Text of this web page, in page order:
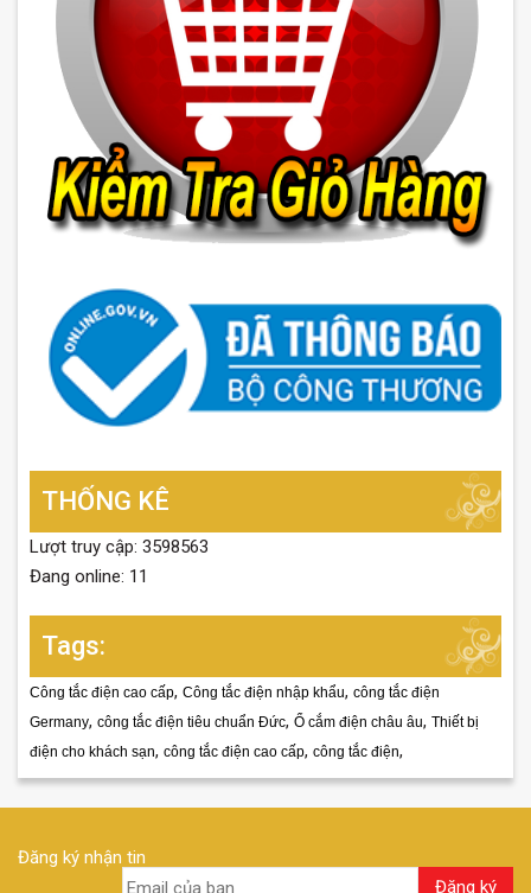
THỐNG KÊ
Lượt truy cập: 3598563
Đang online: 11
Tags:
Công tắc điện cao cấp, Công tắc điện nhập khẩu, công tắc điện
Germany, công tắc điện tiêu chuẩn Đức, Ổ cắm điện châu âu, Thiết bị
điện cho khách sạn, công tắc điện cao cấp, công tắc điện,
Đăng ký nhận tin